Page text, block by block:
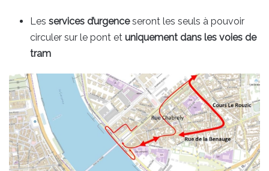
Les services d’urgenceseront les seuls à pouvoir
circuler sur le pont et uniquement dans les voies de
tram